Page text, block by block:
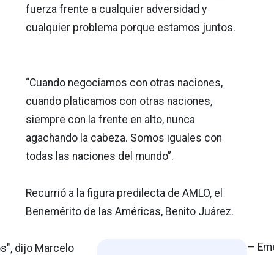
fuerza frente a cualquier adversidad y
cualquier problema porque estamos juntos.
“Cuando negociamos con otras naciones,
cuando platicamos con otras naciones,
siempre con la frente en alto, nunca
agachando la cabeza. Somos iguales con
todas las naciones del mundo”.
Recurrió a la figura predilecta de AMLO, el
Benemérito de las Américas, Benito Juárez.
dijo Marcelo
—